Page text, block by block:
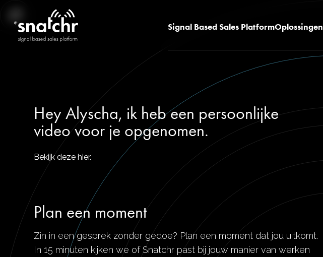
Signal Based Sales PlatformOplossingen
Hey Alyscha, ik heb een persoonlijke
video voor je opgenomen.
Bekijk deze hier.
Plan een moment
Zin in een gesprek zonder gedoe? Plan een moment dat jou uitkomt.
In 15 minuten kijken we of Snatchr past bij jouw manier van werken